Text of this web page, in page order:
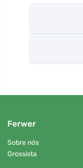
Ferwer
Sobre nós
Grossista